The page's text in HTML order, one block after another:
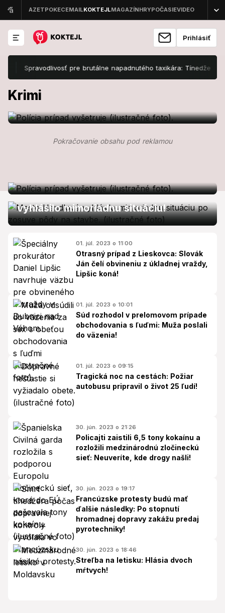
Prihlásiť
Spravodlivosť pre brutálne napadnutého taxikára: Tínedžeri (17),
Krimi
Domáce krimi
Vážna nehoda v okrese Rožňava:
Pokračovanie obsahu pod reklamou
Domáce krimi
Obrovské nešťastie v Bratislave: Žiak
Nebezpečenstvo v Handlovej? Mesto
vyhlásilo mimoriadnu situáciu!
01. júl. 2023 o 11:00
Otrasný prípad z Lieskovca: Slovák
Ján čelí obvineniu z úkladnej vraždy,
Lipšic koná!
01. júl. 2023 o 10:01
Súd rozhodol v prelomovom prípade
obchodovania s ľuďmi: Muža poslali
do väzenia!
01. júl. 2023 o 09:15
Tragická noc na cestách: Požiar
autobusu pripravil o život 25 ľudí!
30. jún. 2023 o 21:26
Policajti zaistili 6,5 tony kokaínu a
rozložili medzinárodnú zločineckú
sieť: Neuveríte, kde drogy našli!
30. jún. 2023 o 19:17
Francúzske protesty budú mať
ďalšie následky: Po stopnutí
hromadnej dopravy zakážu predaj
pyrotechniky!
30. jún. 2023 o 18:46
Streľba na letisku: Hlásia dvoch
mŕtvych!